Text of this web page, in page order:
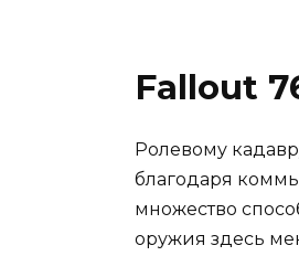
Fallout
Ролевому
благодаря
множество
оружия здесь